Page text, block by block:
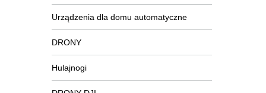
Urządzenia dla domu automatyczne
DRONY
Hulajnogi